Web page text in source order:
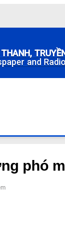
and
phó